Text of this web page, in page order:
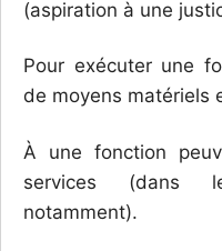
(aspiration à une
Pour exécuter une
de moyens matériels
À une fonction
services (dans
notamment).